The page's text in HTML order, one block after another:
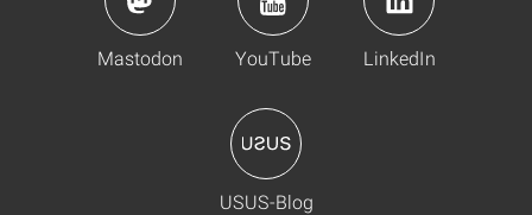
Mastodon YouTube LinkedIn
USUS-Blog